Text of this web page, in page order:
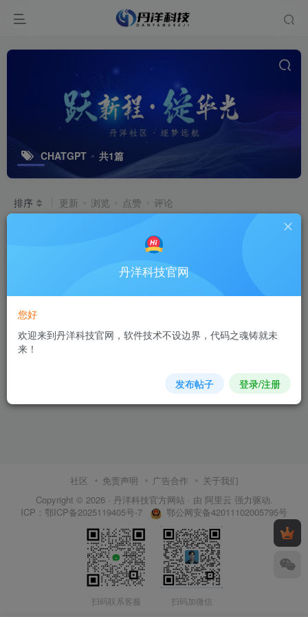
CHATGPT 共1篇
排序 更新 浏览 点赞 评论
AI系统[聚合各类大模型API接口]
AI系统
社区 免责声明 广告合作
关于我们
Copyright © 2026 · 丹洋科技官方网站 · 由 阿里云 强力驱动.
ICP： 鄂ICP备2025119405号-7 鄂公网安备42011102005795号
扫码联系客服 扫码加微信
丹洋科技官网
您好
欢迎来到丹洋科技官网，软件技术不设边界，代码之魂铸就未
来！
发布帖子 登录/注册